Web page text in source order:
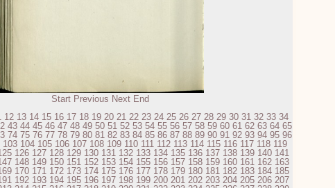
Start Previous Next End
12 13 14 15 16 17 18 19 20 21 22 23 24 25 26 27 28 29 30 31 32 33 34
43 44 45 46 47 48 49 50 51 52 53 54 55 56 57 58 59 60 61 62 63 64 65
74 75 76 77 78 79 80 81 82 83 84 85 86 87 88 89 90 91 92 93 94 95 96
103 104 105 106 107 108 109 110 111 112 113 114 115 116 117 118 119
126 127 128 129 130 131 132 133 134 135 136 137 138 139 140 141
148 149 150 151 152 153 154 155 156 157 158 159 160 161 162 163
170 171 172 173 174 175 176 177 178 179 180 181 182 183 184 185
192 193 194 195 196 197 198 199 200 201 202 203 204 205 206 207